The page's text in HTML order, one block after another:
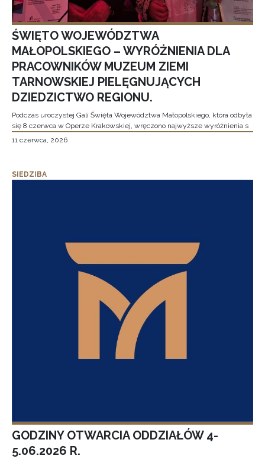
ŚWIĘTO WOJEWÓDZTWA
MAŁOPOLSKIEGO – WYRÓŻNIENIA DLA
PRACOWNIKÓW MUZEUM ZIEMI
TARNOWSKIEJ PIELĘGNUJĄCYCH
DZIEDZICTWO REGIONU.
Podczas uroczystej Gali Święta Województwa Małopolskiego, która odbyła
się 8 czerwca w Operze Krakowskiej, wręczono najwyższe wyróżnienia s
11 czerwca, 2026
SIEDZIBA
GODZINY OTWARCIA ODDZIAŁÓW 4-
5.06.2026 R.